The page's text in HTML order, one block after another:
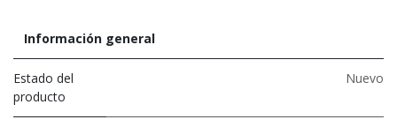
Información general
Estado del
producto
Nuevo